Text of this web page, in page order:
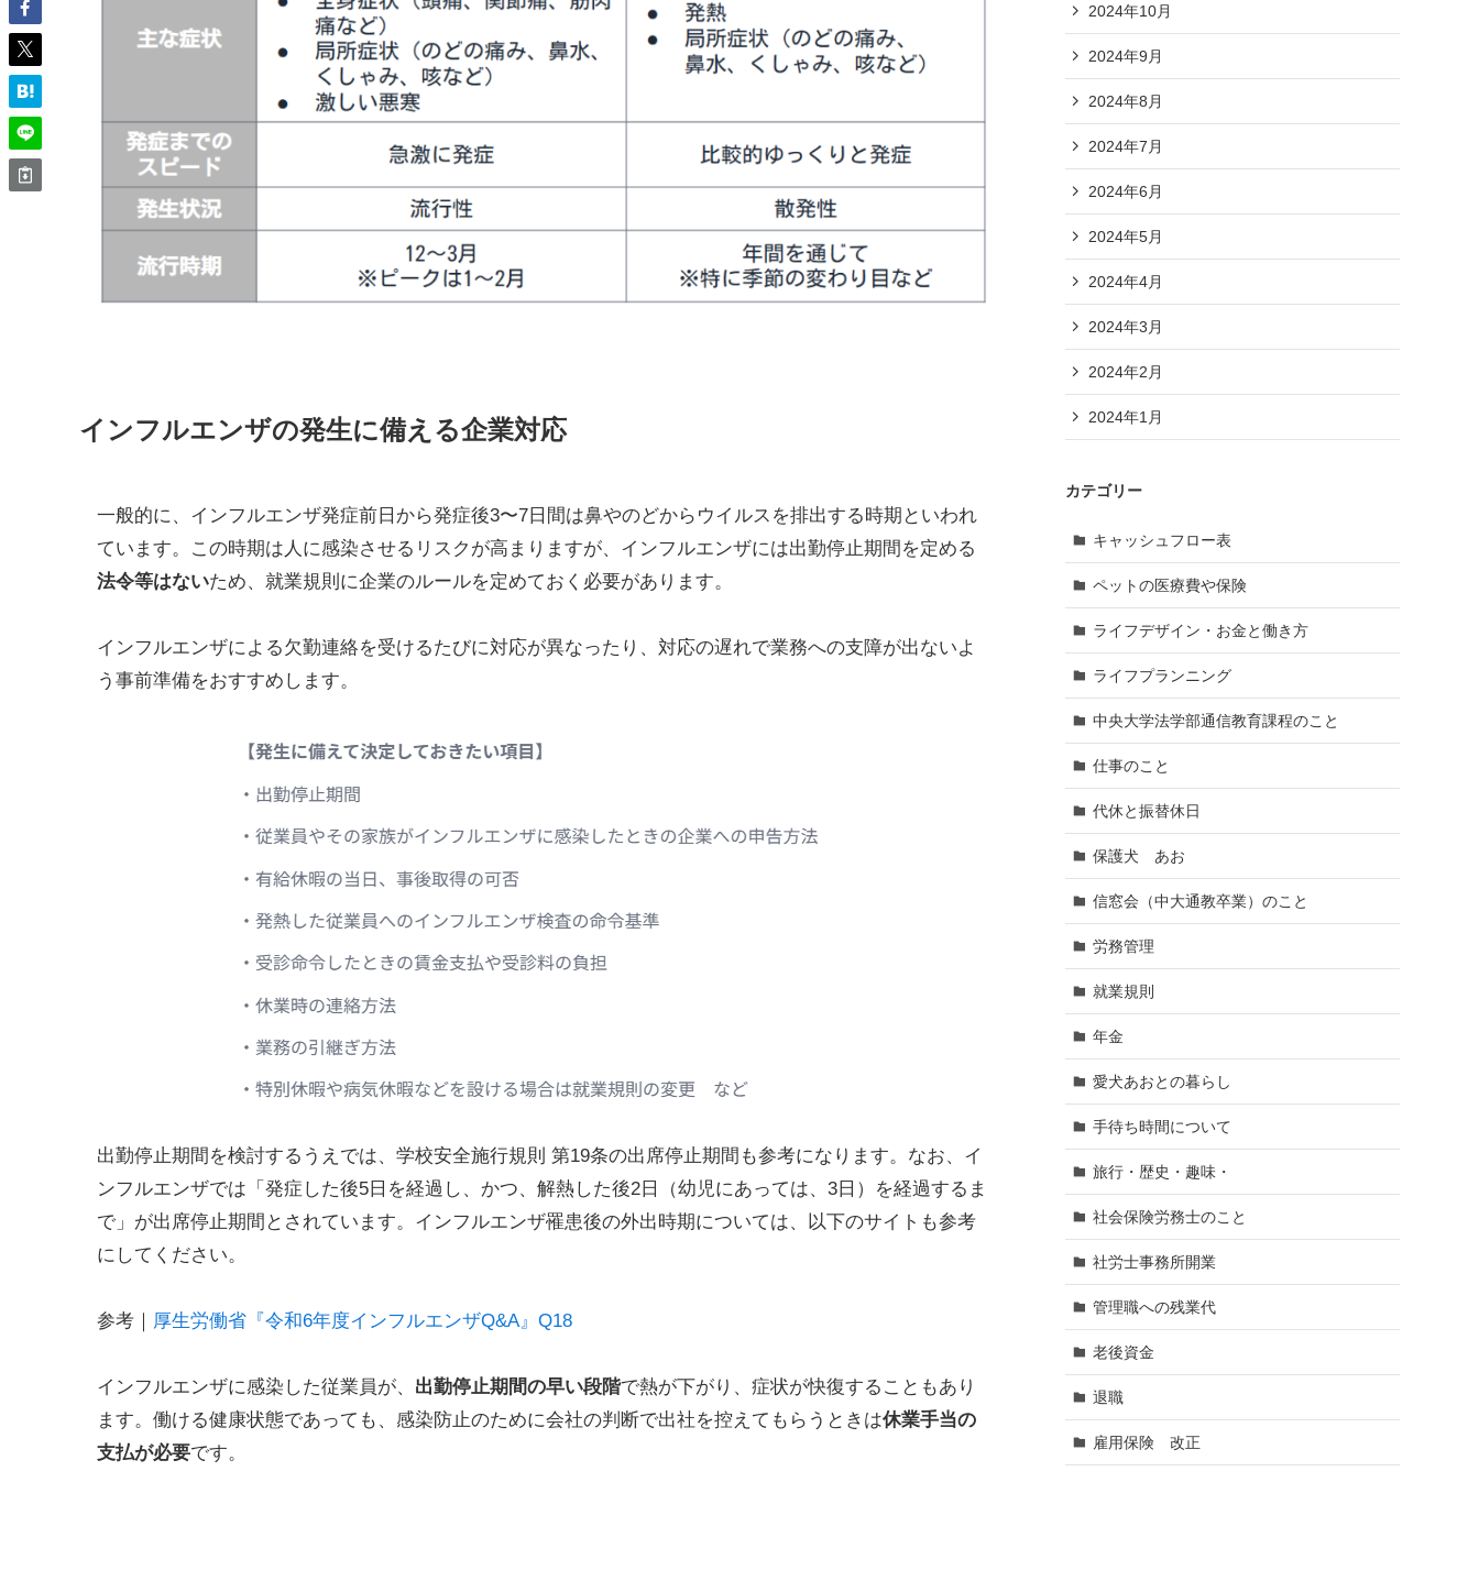
インフルエンザの発生に備える企業対応
一般的に、インフルエンザ発症前日から発症後3〜7日間は鼻やのどからウイルスを排出する時期といわれ
ています。この時期は人に感染させるリスクが高まりますが、インフルエンザには出勤停止期間を定める
法令等はないため、就業規則に企業のルールを定めておく必要があります。
インフルエンザによる欠勤連絡を受けるたびに対応が異なったり、対応の遅れで業務への支障が出ないよ
う事前準備をおすすめします。
出勤停止期間を検討するうえでは、学校安全施行規則 第19条の出席停止期間も参考になります。なお、イ
ンフルエンザでは「発症した後5日を経過し、かつ、解熱した後2日（幼児にあっては、3日）を経過するま
で」が出席停止期間とされています。インフルエンザ罹患後の外出時期については、以下のサイトも参考
にしてください。
参考｜ 厚生労働省『令和6年度インフルエンザQ&A』Q18
インフルエンザに感染した従業員が、 出勤停止期間の早い段階で熱が下がり、症状が快復することもあり
ます。働ける健康状態であっても、感染防止のために会社の判断で出社を控えてもらうときは休業手当の
支払が必要です。
2024年10月
2024年9月
2024年8月
2024年7月
2024年6月
2024年5月
2024年4月
2024年3月
2024年2月
2024年1月
カテゴリー
キャッシュフロー表
ペットの医療費や保険
ライフデザイン・お金と働き方
ライフプランニング
中央大学法学部通信教育課程のこと
仕事のこと
代休と振替休日
保護犬 あお
信窓会（中大通教卒業）のこと
労務管理
就業規則
年金
愛犬あおとの暮らし
手待ち時間について
旅行・歴史・趣味・
社会保険労務士のこと
社労士事務所開業
管理職への残業代
老後資金
退職
雇用保険 改正